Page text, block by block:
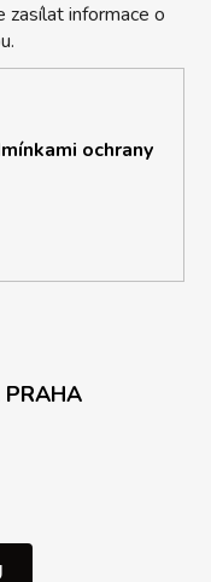
informace o
ochrany
PRAHA